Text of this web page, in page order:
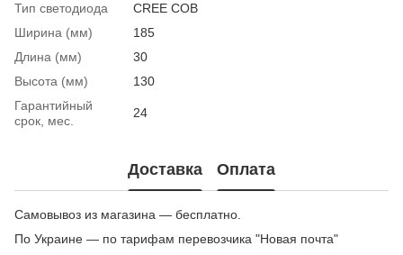
Тип светодиода
CREE COB
Ширина (мм)
185
Длина (мм)
30
Высота (мм)
130
Гарантийный
срок, мес.
24
Доставка Оплата
Самовывоз из магазина — бесплатно.
По Украине — по тарифам перевозчика "Новая почта"